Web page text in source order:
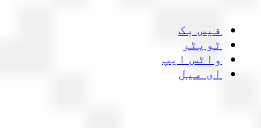
فیس بک
ٹویٹر
واٹس ایپ
ای میل